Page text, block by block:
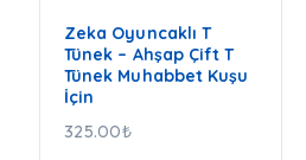
Zeka Oyuncaklı T
Tünek – Ahşap Çift T
Tünek Muhabbet Kuşu
İçin
325.00₺